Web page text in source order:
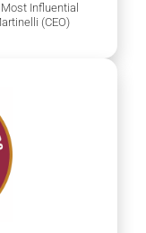
Influential
(CEO)